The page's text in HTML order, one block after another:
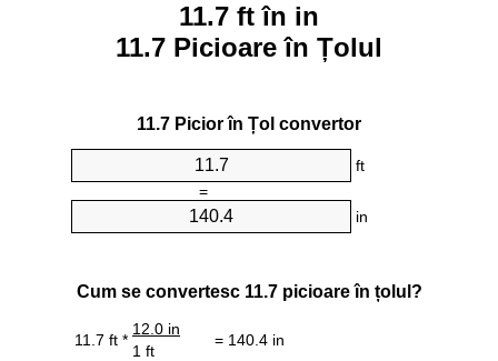
11.7 ft în in
11.7 Picioare în Țolul
11.7 Picior în Țol convertor
ft
=
in
Cum se convertesc 11.7 picioare în țolul?
11.7 ft *
12.0 in
= 140.4 in
1 ft